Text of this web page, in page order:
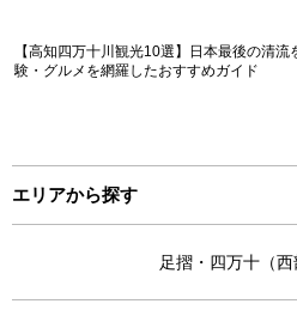
【高知四万十川観光10選】日本最後の清
験・グルメを網羅したおすすめガイド
エリアから探す
足摺・四万十（西